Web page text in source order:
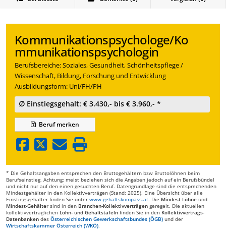
Kommunikationspsychologe/Ko
mmunikationspsychologin
Berufsbereiche: Soziales, Gesundheit, Schönheitspflege /
Wissenschaft, Bildung, Forschung und Entwicklung
Ausbildungsform: Uni/FH/PH
∅ Einstiegsgehalt: € 3.430,- bis € 3.960,- *
Berufmerken
* Die Gehaltsangaben entsprechen den Bruttogehältern bzw Bruttolöhnen beim
Berufseinstieg. Achtung: meist beziehen sich die Angaben jedoch auf ein Berufsbündel
und nicht nur auf den einen gesuchten Beruf. Datengrundlage sind die entsprechenden
Mindestgehälter in den Kollektivverträgen (Stand: 2025). Eine Übersicht über alle
Einstiegsgehälter finden Sie unter www.gehaltskompass.at. Die Mindest-Löhne und
Mindest-Gehälter sind in den Branchen-Kollektivverträgen geregelt. Die aktuellen
kollektivvertraglichen Lohn- und Gehaltstafeln finden Sie in den Kollektivvertrags-
Datenbanken des Österreichischen Gewerkschaftsbundes (ÖGB) und der
Wirtschaftskammer Österreich (WKÖ).